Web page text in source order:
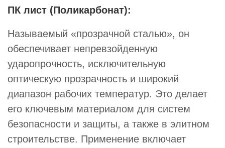
ПК лист (Поликарбонат):
Называемый «прозрачной сталью», он
обеспечивает непревзойденную
ударопрочность, исключительную
оптическую прозрачность и широкий
диапазон рабочих температур. Это делает
его ключевым материалом для систем
безопасности и защиты, а также в элитном
строительстве. Применение включает